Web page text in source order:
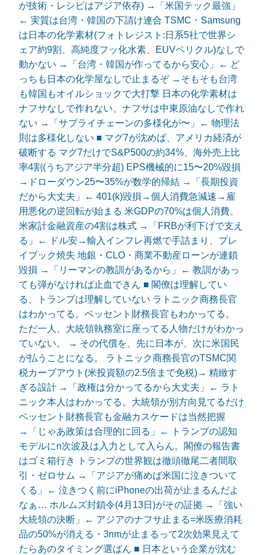
が技術・レシピはアジア依存) →「米国テック最強」
← 実質は台湾・韓国の下請け連合 TSMC・Samsung
は日本の化学素材(フォトレジスト:日系5社で世界シ
ェア約9割、高純度フッ化水素、EUVペリクル)なしで
動かない →「台湾・韓国が作ってるから安心」← ど
っちも日本の化学屋なしで止まるぞ →そもそも台湾
も韓国もオイルショックで大打撃 日本の化学素材は
ナフサなしで作れない、ナフサは中東原油なしで作れ
ない →「サプライチェーンの多様化が〜」← 物理法
則は多様化しない ■ マグ7が沈めば、アメリカ経済が
破断する マグ7だけでS&P500の約34%、海外売上比
率4割(うちアジア半分超) EPS機械的に15〜20%毀損
→ドローダウン25〜35%が数学的帰結 →「長期投資
だから大丈夫」← 401(k)毀損→個人消費急減速→雇
用悪化の逆回転が始まる 米GDPの70%は個人消費、
米家計金融資産の4割は株式 →「FRBが利下げで支え
る」← ドル安→輸入インフレ再燃で手詰まり、プレ
イブック焼失 地銀・CLO・商業不動産ローンが連鎖
毀損 →「リーマンの教訓があるから」← 教訓があっ
ても弾がなければ止血できん ■ 閣僚は理解してい
る、トランプは理解していない ラトニック商務長官
はわかってる。ベッセント財務長官もわかってる。
ただ一人、大統領執務室に座ってる人物だけがわかっ
ていない。 → その代償を、先に日本が、次に米国民
が払うことになる。 ラトニック商務長官のTSMC関
税カーブアウト(米投資額の2.5倍まで免税)→ 精緻す
ぎる設計 →「政権は分かってるから大丈夫」← ラト
ニック本人はわかってる。大統領が別方向見てるだけ
ベッセント財務長官も金融カスケードは当然把握
→「じゃあ政策は合理的に回る」← トランプの認知
モデルにn次波及は入力として入らん。閣僚の報告書
はゴミ箱行き トランプの世界観は徹頭徹尾二者間取
引・ゼロサム →「アジアが痛めば米国に泣きついて
くる」← 泣きつく前にiPhoneの出荷が止まるんだよ
なぁ… ホルムズ封鎖令(4月13日)がその証拠 →「強い
大統領の決断」← アジアのナフサ止まる=米医療消耗
品の50%が消える・3nmが止まるって2次効果見えて
たらあのタイミング選ばん ■ 日本という企業が沈む